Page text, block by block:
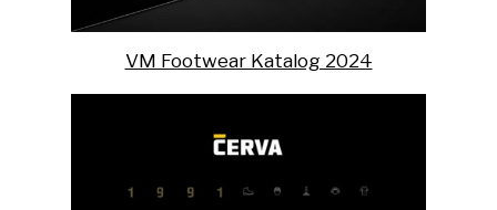
VM Footwear Katalog 2024